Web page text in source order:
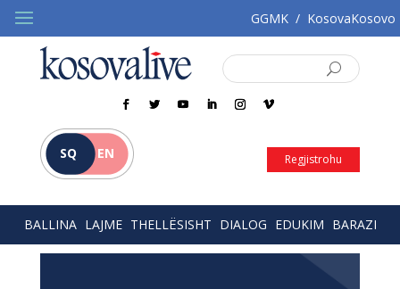
GGMK / KosovaKosovo
SQ EN Regjistrohu
BALLINA LAJME THELLËSISHT DIALOG EDUKIM BARAZI